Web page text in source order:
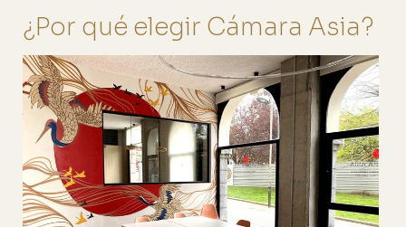
¿Por qué elegir Cámara Asia?